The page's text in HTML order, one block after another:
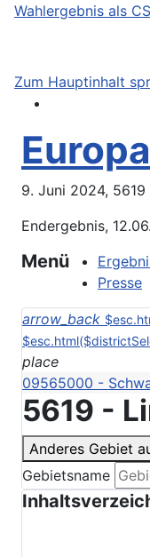
Wahlergebnis als
Zum Hauptinhalt
9. Juni 2024,
Endergebnis,
Menü
Presse
arrow_back
place
09565000 -
5619 -
Anderes Gebiet
Gebietsname